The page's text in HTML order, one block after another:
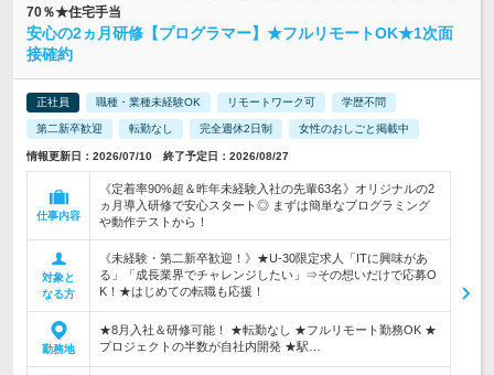
70％★住宅手当
安心の2ヵ月研修【プログラマー】★フルリモートOK★1次面
接確約
正社員 職種・業種未経験OK リモートワーク可 学歴不問
第二新卒歓迎 転勤なし 完全週休2日制 女性のおしごと掲載中
情報更新日：2026/07/10 終了予定日：2026/08/27
仕事内容
《定着率90%超＆昨年未経験入社の先輩63名》オリジナルの2
ヵ月導入研修で安心スタート◎ まずは簡単なプログラミング
や動作テストから！
対象と
なる方
《未経験・第二新卒歓迎！》★U-30限定求人「ITに興味があ
る」「成長業界でチャレンジしたい」⇒その想いだけで応募O
K！★はじめての転職も応援！
勤務地
★8月入社＆研修可能！ ★転勤なし ★フルリモート勤務OK ★
プロジェクトの半数が自社内開発 ★駅…